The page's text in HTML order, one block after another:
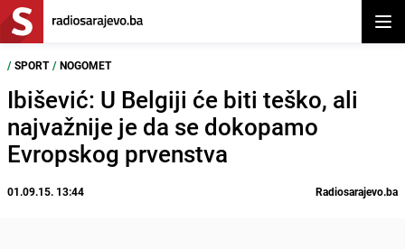
/ SPORT / NOGOMET
Ibišević: U Belgiji će biti teško, ali
najvažnije je da se dokopamo
Evropskog prvenstva
01.09.15. 13:44 Radiosarajevo.ba